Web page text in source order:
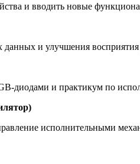
и вводить новые
и улучшения восприятия
диодами и практикум по
исполнительными